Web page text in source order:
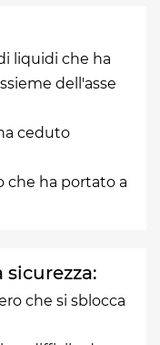
liquidi che ha
dell'asse
ceduto
che ha portato a
sicurezza:
che si sblocca